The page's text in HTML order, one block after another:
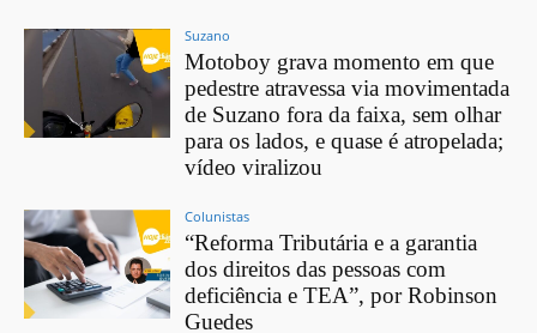
Suzano
Motoboy grava momento em que
pedestre atravessa via movimentada
de Suzano fora da faixa, sem olhar
para os lados, e quase é atropelada;
vídeo viralizou
Colunistas
“Reforma Tributária e a garantia
dos direitos das pessoas com
deficiência e TEA”, por Robinson
Guedes